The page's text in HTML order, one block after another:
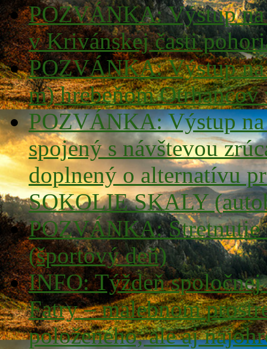
POZVÁNKA: Výstup
v Krivánskej časti
POZVÁNKA: Výstup
m) hrebeňom Otrhancov
POZVÁNKA: Výstup
spojený s návštevou
doplnený o alternatívu
SOKOLIE SKALY
POZVÁNKA: Stretnutie
(športový deň)
INFO: Týždeň
Fatry – malebnom
položeného, ale aj